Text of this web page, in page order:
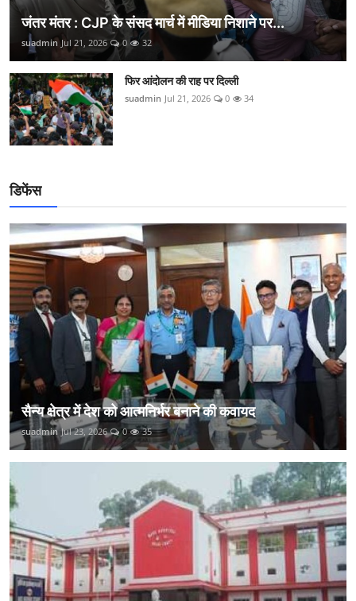
जंतर मंतर : CJP के संसद मार्च में मीडिया निशाने पर...
suadmin Jul 21, 2026 0 32
फिर आंदोलन की राह पर दिल्ली
suadmin Jul 21, 2026 0 34
डिफेंस
सैन्य क्षेत्र में देश को आत्मनिर्भर बनाने की कवायद
suadmin Jul 23, 2026 0 35